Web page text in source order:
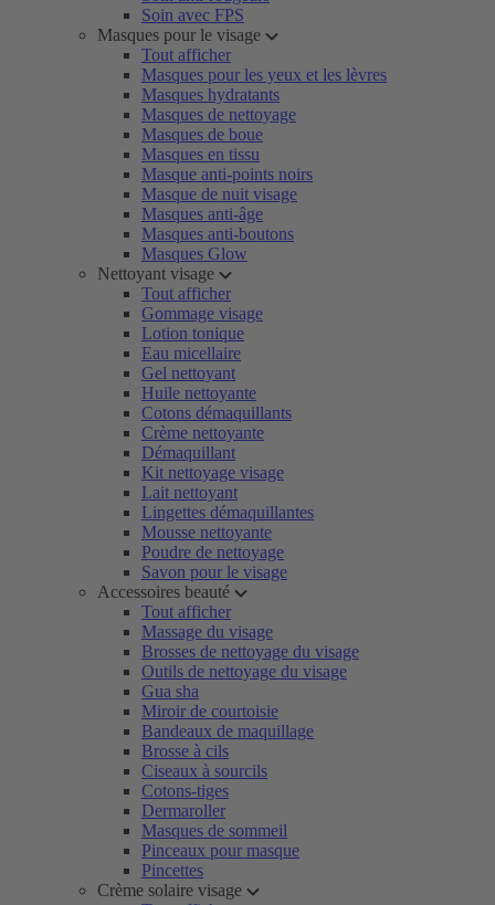
Soin avec FPS
Masques pour le visage
Tout afficher
Masques pour les yeux et les lèvres
Masques hydratants
Masques de nettoyage
Masques de boue
Masques en tissu
Masque anti-points noirs
Masque de nuit visage
Masques anti-âge
Masques anti-boutons
Masques Glow
Nettoyant visage
Tout afficher
Gommage visage
Lotion tonique
Eau micellaire
Gel nettoyant
Huile nettoyante
Cotons démaquillants
Crème nettoyante
Démaquillant
Kit nettoyage visage
Lait nettoyant
Lingettes démaquillantes
Mousse nettoyante
Poudre de nettoyage
Savon pour le visage
Accessoires beauté
Tout afficher
Massage du visage
Brosses de nettoyage du visage
Outils de nettoyage du visage
Gua sha
Miroir de courtoisie
Bandeaux de maquillage
Brosse à cils
Ciseaux à sourcils
Cotons-tiges
Dermaroller
Masques de sommeil
Pinceaux pour masque
Pincettes
Crème solaire visage